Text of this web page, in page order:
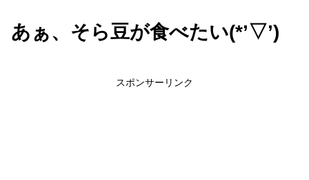
あぁ、そら豆が食べたい(*’▽’)
スポンサーリンク